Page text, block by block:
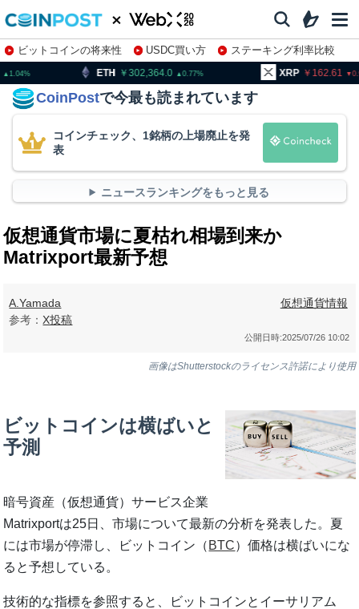
ビットコインの将来性 USDC買い方
ステーキング利率比較
株特集・関連銘柄
302,364.0 0.77 XRP
CoinPostで今最も読まれています
コインチェック、1銘柄の上場廃止を発
表
ニュースランキングをもっと見る
仮想通貨市場に夏枯れ相場到来か
Matrixport最新予想
A.Yamada
参考： X投稿
仮想通貨情報
公開日時:2025/07/26 10:02
画像はShutterstockのライセンス許諾により使用
ビットコインは横ばいと
予測
暗号資産（仮想通貨）サービス企業
Matrixportは25日、市場について最新の分析を発表した。夏
には市場が停滞し、ビットコイン（ BTC）価格は横ばいにな
ると予想している。
技術的な指標を参照すると、ビットコインとイーサリアム